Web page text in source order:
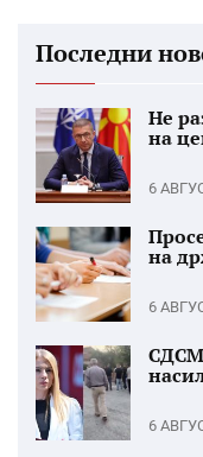
Последни
Не
на
6
на
6
6